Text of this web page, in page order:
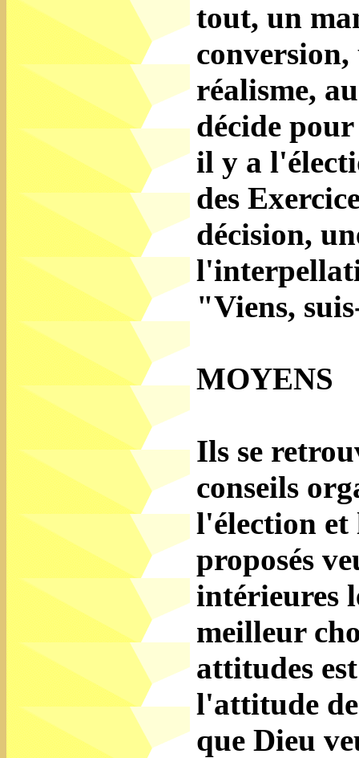
tout, un
conversion,
réalisme,
décide
il y a
des
décision,
"Viens,
MOYENS
Ils se
conseils
l'élection et
proposés
intérieures
meilleur
attitudes
l'attitude
que Dieu